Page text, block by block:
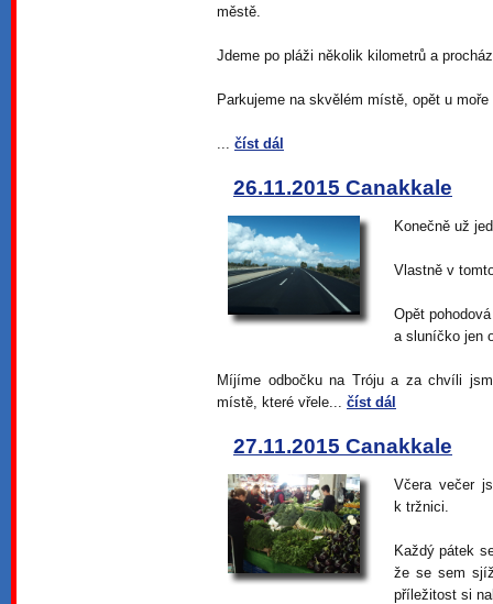
městě.
Jdeme po pláži několik kilometrů a
Parkujeme na skvělém místě, opět u moře
... číst dál
26.11.2015 Canakkale
Konečně už
Vlastně v
Opět
a sluníčko jen
Míjíme odbočku na Tróju a za chvíli
místě, které vřele... číst dál
27.11.2015 Canakkale
Včera večer
k tržnici.
Každý pátek
že se sem
příležitost si